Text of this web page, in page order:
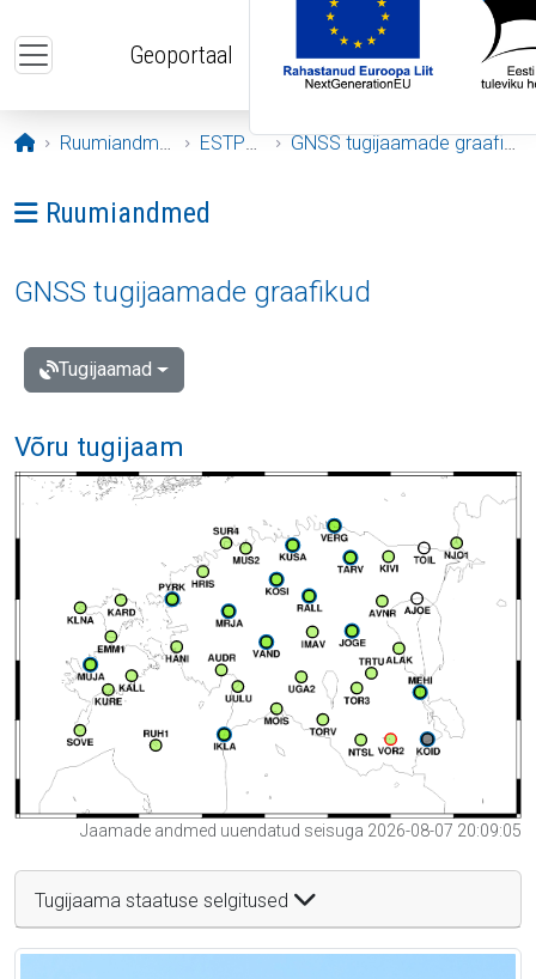
Geoportaal
Avaleht
Ruumiandmed ESTPOS GNSS tugijaamade graafikud
Ava menüü: Ruumiandmed
Ruumiandmed
GNSS tugijaamade graafikud
Tugijaamad
Võru tugijaam
Jaamade andmed uuendatud seisuga 2026-08-07 20:09:05
Tugijaama staatuse selgitused